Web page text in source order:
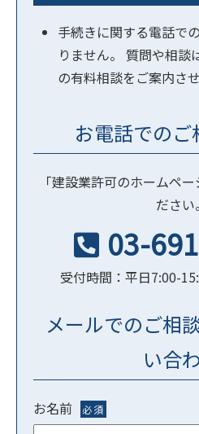
手続きに関する電話で
りません。 質問や相談
の有料相談をご案内さ
お電話での
「建設業許可のホームペ
ださい。
03-
受付時間：平日7:00-
メールでのご相
い合
お名前 必須